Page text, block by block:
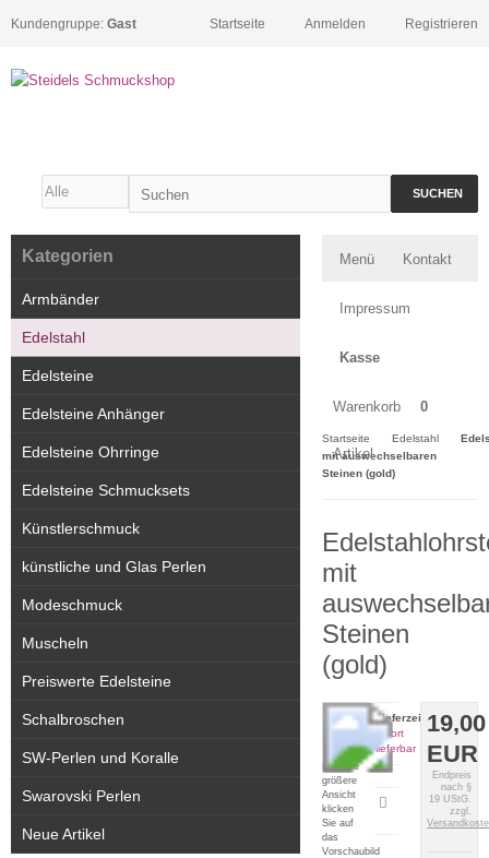
Kundengruppe: Gast Registrieren
Anmelden
Startseite
SUCHEN
Menü Kontakt
Impressum
Kasse
Warenkorb 0
Artikel
Startseite Edelstahl
mit auswechselbaren
Steinen (gold)
mit
Steinen
(gold)
Für eine
größere
Ansicht
klicken
Sie auf
das
Vorschaubild
19,00
EUR
Endpreis
nach §
19 UStG.
zzgl.
Lieferzeit:
sofort
lieferbar
Artikeldatenblatt
drucken
Kategorien
Armbänder
Edelstahl
Edelsteine
Edelsteine Anhänger
Edelsteine Ohrringe
Edelsteine Schmucksets
Künstlerschmuck
künstliche und Glas Perlen
Modeschmuck
Muscheln
Preiswerte Edelsteine
Schalbroschen
SW-Perlen und Koralle
Swarovski Perlen
Neue Artikel